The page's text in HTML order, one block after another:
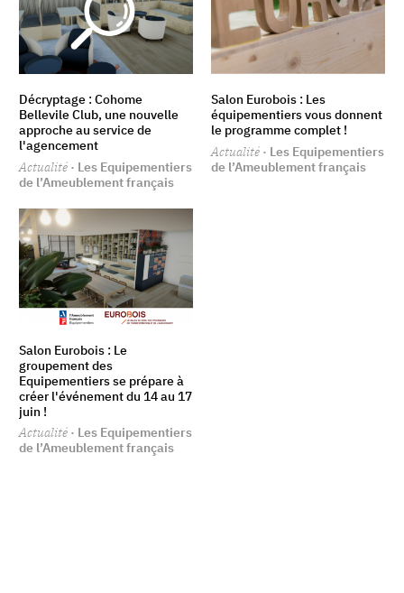
Décryptage : Cohome
Bellevile Club, une nouvelle
approche au service de
l'agencement
Actualité · Les Equipementiers
de l’Ameublement français
Salon Eurobois : Les
équipementiers vous donnent
le programme complet !
Actualité · Les Equipementiers
de l’Ameublement français
Salon Eurobois : Le
groupement des
Equipementiers se prépare à
créer l'événement du 14 au 17
juin !
Actualité · Les Equipementiers
de l’Ameublement français